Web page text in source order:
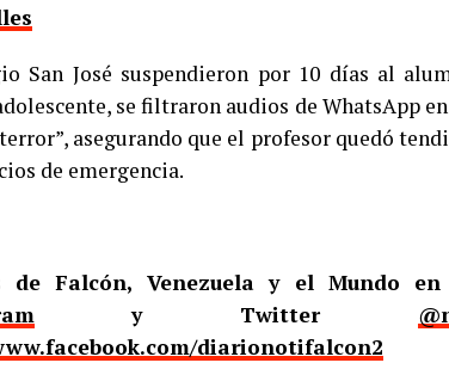
San José suspendieron por 10 días al
se filtraron audios de WhatsApp
asegurando que el profesor quedó
de emergencia.
de Falcón, Venezuela y el Mundo
y Twitter
diarionotifalcon2